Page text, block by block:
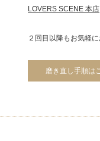
LOVERS SCENE 本店
２回目以降もお気軽
磨き直し手順は